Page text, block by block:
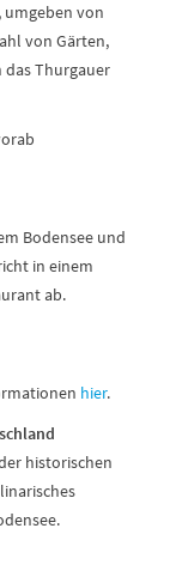
von
von Gärten,
Thurgauer
Bodensee und
in einem
ab.
hier.
historischen